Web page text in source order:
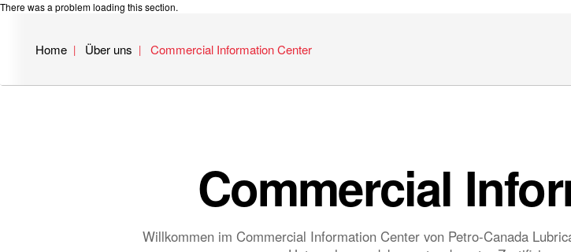
There was a problem loading this section.
Home Über uns Commercial Information Center
Commercial
Willkommen im Commercial Information Center von Petro-Canada